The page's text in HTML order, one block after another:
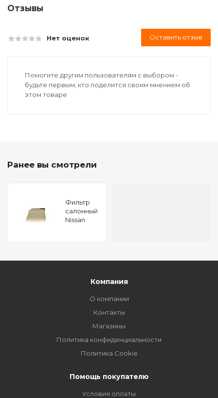
Отзывы
Нет оценок Оставить отзыв
Помогите другим пользователям с выбором -
будьте первым, кто поделится своим мнением об
этом товаре
Ранее вы смотрели
Фильтр
салонный
Nissan
Logan 04-Компания
О компании
Контакты
Магазины
Политика конфиденциальности
Политика Cookie
Помощь покупателю
Условия оплаты